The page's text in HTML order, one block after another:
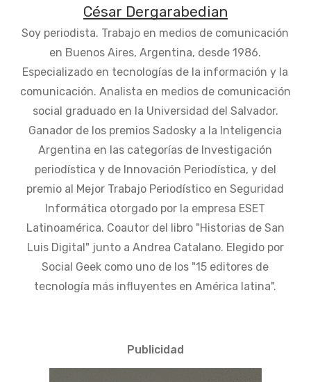
César Dergarabedian
Soy periodista. Trabajo en medios de comunicación
en Buenos Aires, Argentina, desde 1986.
Especializado en tecnologías de la información y la
comunicación. Analista en medios de comunicación
social graduado en la Universidad del Salvador.
Ganador de los premios Sadosky a la Inteligencia
Argentina en las categorías de Investigación
periodística y de Innovación Periodística, y del
premio al Mejor Trabajo Periodístico en Seguridad
Informática otorgado por la empresa ESET
Latinoamérica. Coautor del libro "Historias de San
Luis Digital" junto a Andrea Catalano. Elegido por
Social Geek como uno de los "15 editores de
tecnología más influyentes en América latina".
Publicidad